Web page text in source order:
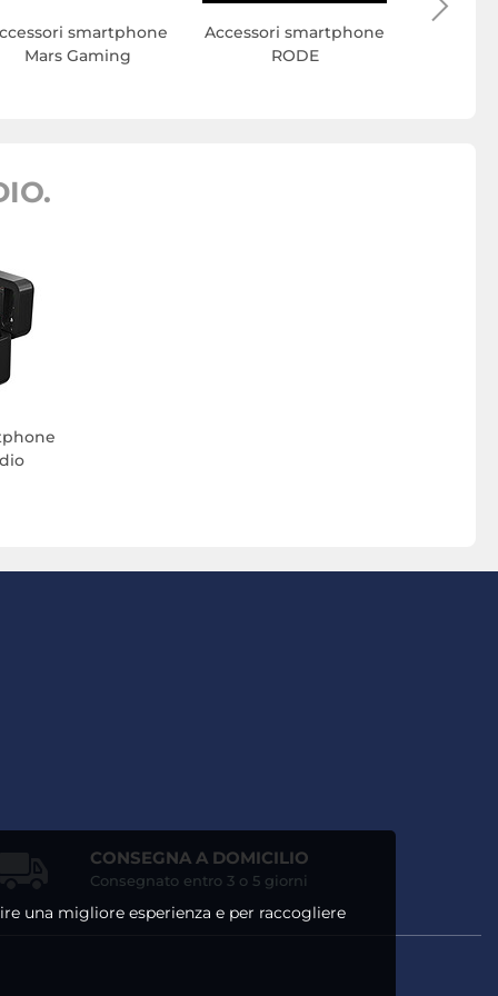
smartphone
Mars Gaming
Accessori smartphone
RODE
CONSEGNA A DOMICILIO
Consegnato entro 3 o 5 giorni
una migliore esperienza e per raccogliere